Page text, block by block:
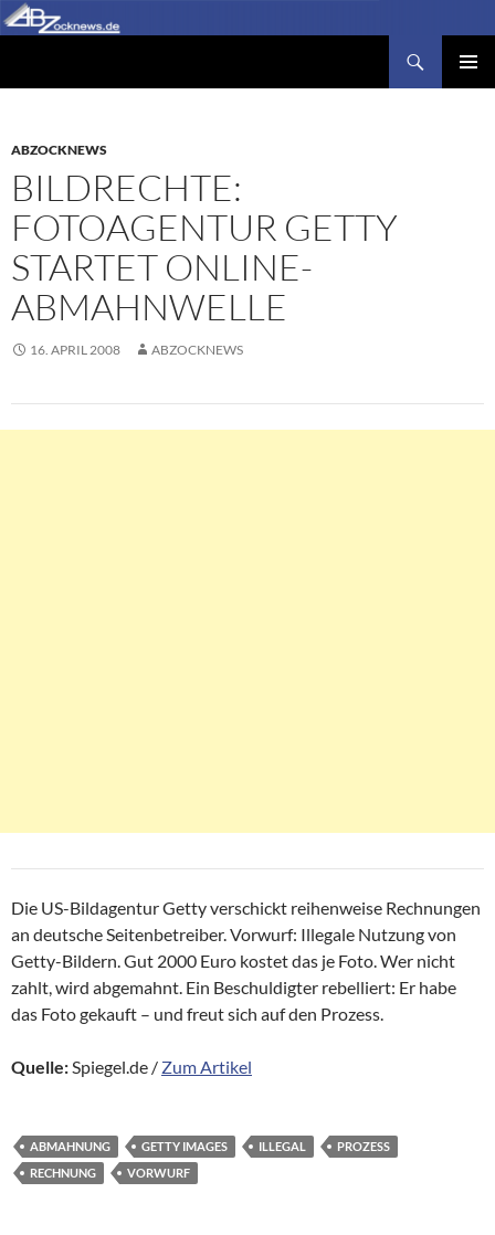
Zum
Inhalt
ABZOCKNEWS
BILDRECHTE:
FOTOAGENTUR GETTY
STARTET ONLINE-
ABMAHNWELLE
16. APRIL 2008 ABZOCKNEWS
Die US-Bildagentur Getty verschickt reihenweise Rechnungen
an deutsche Seitenbetreiber. Vorwurf: Illegale Nutzung von
Getty-Bildern. Gut 2000 Euro kostet das je Foto. Wer nicht
zahlt, wird abgemahnt. Ein Beschuldigter rebelliert: Er habe
das Foto gekauft – und freut sich auf den Prozess.
Quelle:Spiegel.de / Zum Artikel
ABMAHNUNG GETTY IMAGES ILLEGAL
PROZESS
RECHNUNG
VORWURF